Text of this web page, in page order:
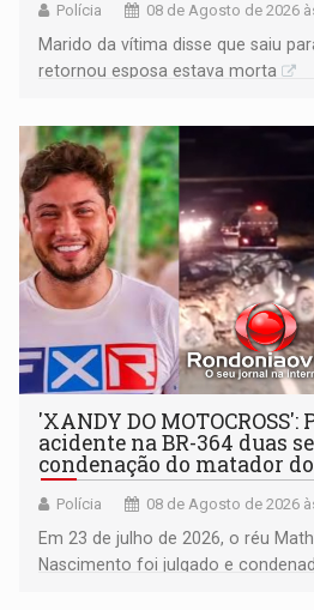
Polícia 08 de Agosto de 2026
Marido da vítima disse que saiu
retornou esposa estava morta
'XANDY DO
acidente na BR-364 duas
condenação do matador
Polícia 08 de Agosto de 2026
Em 23 de julho de 2026, o réu
Nascimento foi julgado e